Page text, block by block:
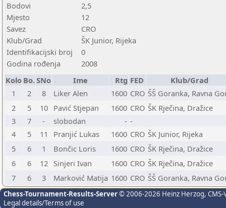
Bodovi
2,5
Mjesto
12
Savez
CRO
Klub/Grad
ŠK Junior, Rijeka
Identifikacijski broj
0
Godina rođenja
2008
Kolo Bo.SNo Ime Rtg FED
Klub/Grad
1
2 8 Liker Alen 1600 CRO ŠŠ Goranka, Ravna
2
5 10 Pavić Stjepan 1600 CRO ŠK Rječina, Dražice
3
7 - slobodan - -
4
5 11 Pranjić Lukas 1600 CRO ŠK Junior, Rijeka
5
6 1 Bončic Loris 1600 CRO ŠK Rječina, Dražice
6
6 12 Sinjeri Ivan 1600 CRO ŠK Rječina, Dražice
7
6 3 Marković Matija 1600 CRO ŠŠ Goranka, Ravna
Chess-Tournament-Results-Server© 2006-2026 Heinz Herzog,
Legal details/Terms of use